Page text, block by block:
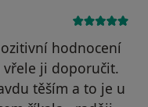
hodnocení
vřele ji doporučit.
těším a to je u